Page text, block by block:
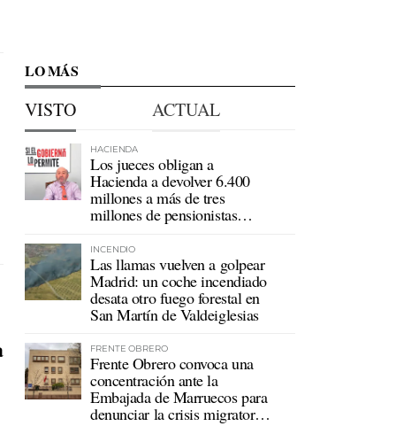
LO MÁS
VISTO ACTUAL
HACIENDA
Los jueces obligan a
Hacienda a devolver 6.400
millones a más de tres
millones de pensionistas
INCENDIO
Las llamas vuelven a golpear
Madrid: un coche incendiado
desata otro fuego forestal en
San Martín de Valdeiglesias
FRENTE OBRERO
Frente Obrero convoca una
concentración ante la
Embajada de Marruecos para
denunciar la crisis migratoria